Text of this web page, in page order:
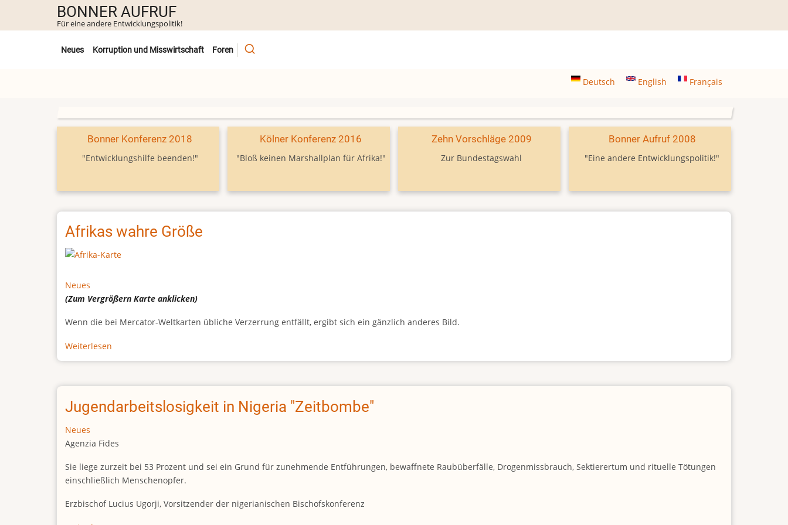
Inhalt
BONNER AUFRUF
Für eine andere Entwicklungspolitik!
Untermenü
Neues Korruption und Misswirtschaft Foren
Deutsch English Français
Bonner Konferenz 2018
"Entwicklungshilfe beenden!"
Kölner Konferenz 2016
"Bloß keinen Marshallplan für Afrika!"
Zehn Vorschläge 2009
Zur Bundestagswahl
Bonner Aufruf 2008
"Eine andere Entwicklungspolitik!"
Afrikas wahre Größe
Neues
(Zum VergrößernKarte anklicken)
Wenn die bei Mercator-Weltkarten übliche Verzerrung entfällt, ergibt sich ein gänzlich anderes Bild.
Weiterlesen
Afrikas
Größe
Jugendarbeitslosigkeit in Nigeria "Zeitbombe"
Neues
Agenzia Fides
Sie liege zurzeit bei 53 Prozent und sei ein Grund für zunehmende Entführungen, bewaffnete Raubüberfälle, Drogenmissbrauch, Sektierertum und rituelle Tötungen
einschließlich Menschenopfer.
Erzbischof Lucius Ugorji, Vorsitzender der nigerianischen Bischofskonferenz